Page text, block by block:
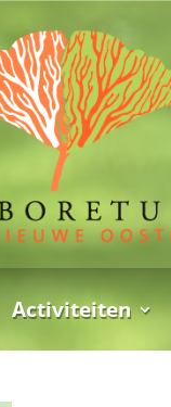
Activiteiten